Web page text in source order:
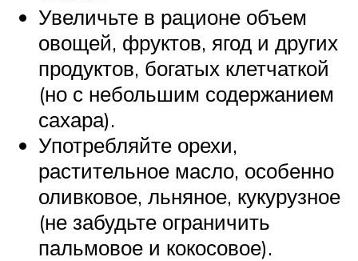
Увеличьте в рационе объем
овощей, фруктов, ягод и других
продуктов, богатых клетчаткой
(но с небольшим содержанием
сахара).
Употребляйте орехи,
растительное масло, особенно
оливковое, льняное, кукурузное
(не забудьте ограничить
пальмовое и кокосовое).